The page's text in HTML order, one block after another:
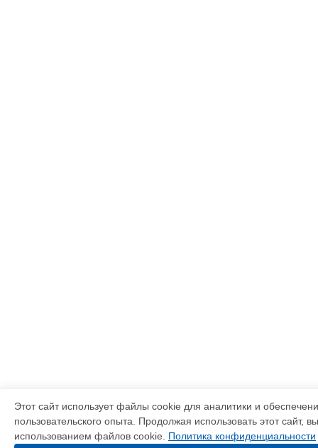
Этот сайт использует файлы cookie для аналитики и
пользовательского опыта. Продолжая использовать этот сайт,
использованием файлов cookie. Политика конфиденциальности